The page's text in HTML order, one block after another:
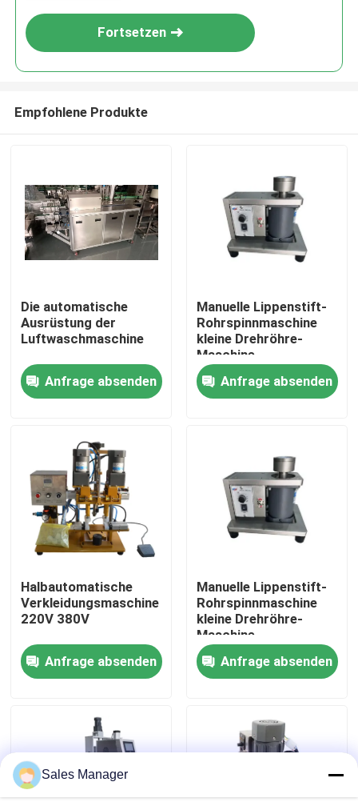
Startseite
Produkte
Über uns
Fabrik Tour
Qualitätskontrolle
Referenzen
Automatische Lipgloss-Füllmaschine
Mascarafüllmaschine
Fortsetzen
Empfohlene Produkte
Die automatische
Ausrüstung der
Luftwaschmaschine
Anfrage absenden
Manuelle Lippenstift-
Rohrspinnmaschine
kleine Drehröhre-
Maschine
Anfrage absenden
Halbautomatische
Verkleidungsmaschine
220V 380V
Anfrage absenden
Manuelle Lippenstift-
Rohrspinnmaschine
kleine Drehröhre-
Maschine
Anfrage absenden
Sales Manager